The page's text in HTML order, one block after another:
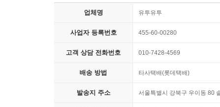
업체명 유투유투
사업자 등록번호 455-60-00280
고객 상담 전화번호 010-7428-4569
배송 방법 타사택배(롯데택배)
발송지 주소 서울특별시 강북구 우이동 80